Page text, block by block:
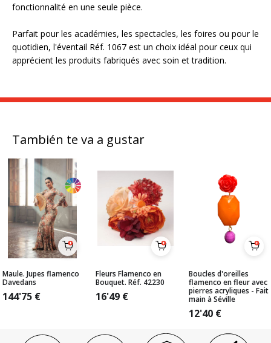
fonctionnalité en une seule pièce.
Parfait pour les académies, les spectacles, les foires ou pour le
quotidien, l'éventail Réf. 1067 est un choix idéal pour ceux qui
apprécient les produits fabriqués avec soin et tradition.
También te va a gustar
Maule. Jupes flamenco
Davedans
144'75 €
Fleurs Flamenco en
Bouquet. Réf. 42230
16'49 €
Boucles d'oreilles
flamenco en fleur avec
pierres acryliques - Fait
main à Séville
12'40 €